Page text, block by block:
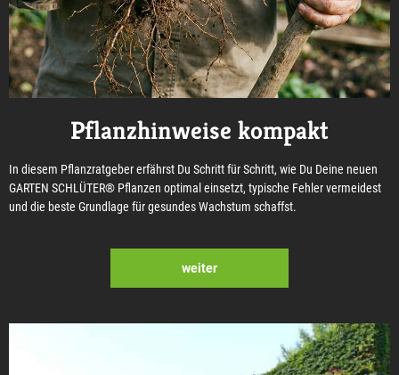
Pflanzhinweise kompakt
In diesem Pflanzratgeber erfährst Du Schritt für Schritt, wie Du Deine neuen
GARTEN SCHLÜTER® Pflanzen optimal einsetzt, typische Fehler vermeidest
und die beste Grundlage für gesundes Wachstum schaffst.
weiter